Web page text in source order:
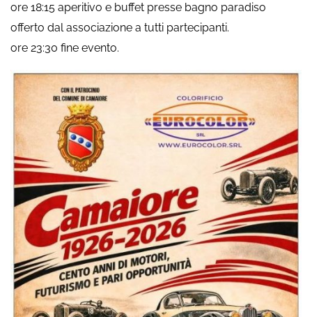
ore 18:15 aperitivo e buffet presse bagno paradiso
offerto dal associazione a tutti partecipanti.
ore 23:30 fine evento.